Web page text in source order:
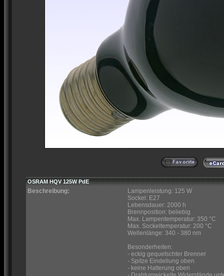
OSRAM HQV 125W PdE
Beschreibung:
Lampenleistung: 125 W
Sockel: E27
Lebensdauer: 2000 h
Brennposition: beliebig
Max. Lampentemperatur: 350 °C
Max. Sockeltemperatur: 200 °C
Wellenlänge: 340 - 380 nm
Besonderheiten:
- eckig gequetschter Brenner
- Spitze Eindellung oben
- keine Halterung oben